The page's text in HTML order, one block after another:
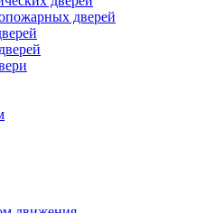
дверей